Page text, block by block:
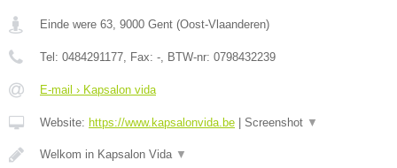
Einde were 63, 9000 Gent (Oost-Vlaanderen)
Tel: 0484291177, Fax: -, BTW-nr: 0798432239
E-mail › Kapsalon vida
Website: https://www.kapsalonvida.be Screenshot ▼
Welkom in Kapsalon Vida ▼